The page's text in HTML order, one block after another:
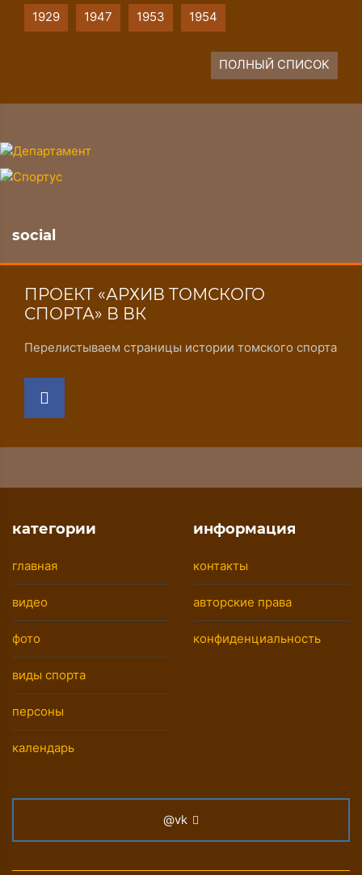
1929 1947 1953 1954
ПОЛНЫЙ СПИСОК
social
ПРОЕКТ «АРХИВ ТОМСКОГО
СПОРТА» В ВК
Перелистываем страницы истории томского спорта
категории
главная
видео
фото
виды спорта
персоны
календарь
информация
контакты
авторские права
конфиденциальность
@vk